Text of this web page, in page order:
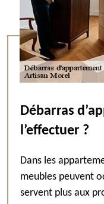
Débarras
l’effectuer ?
Dans les
meubles peuvent
servent plus aux